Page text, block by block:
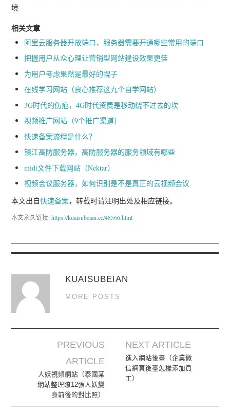
境
相关文章
阿里云服务器开放端口，服务器需要开通哪些常用的端口
把握用户从众心理让营销型网站建设效果更佳
为用户考虑果然是最好的幌子
在线学习网站（良心推荐这九个自学网站）
3G时代的伤疤，4G时代资费是移动绕不过去的坎
视频推广网站（9个推广渠道）
快速备案流程是什么？
镇江高防服务器，高防服务器的服务领域有哪些
midi文件下载网站（Nektar）
视频会议服务器，如何识别是不是真正的云视频会议
本文出自快速备案，转载时请注明出处及相应链接。
本文永久链接:https://kuaisubeian.cc/48566.html
KUAISUBEIAN
MORE POSTS
Post navigation
PREVIOUS
ARTICLE
人妖視頻網站（泰國某
網站整理瞭12張人妖變
身前後的對比照）
NEXT ARTICLE
進入網站後臺（企業微
信網頁後臺怎樣添加員
工）